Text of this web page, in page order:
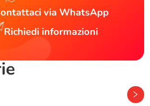
via WhatsApp
Richiedi informazioni